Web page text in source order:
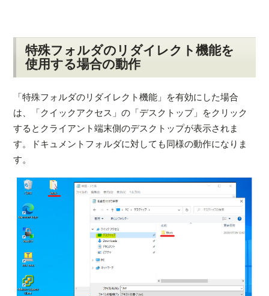
特殊フォルダのリダイレクト機能を
使用する場合の動作
「特殊フォルダのリダイレクト機能」を有効にした場合
は、「クイックアクセス」の「デスクトップ」をクリック
するとクライアント端末側のデスクトップが表示されま
す。ドキュメントフォルダに対しても同様の動作になりま
す。